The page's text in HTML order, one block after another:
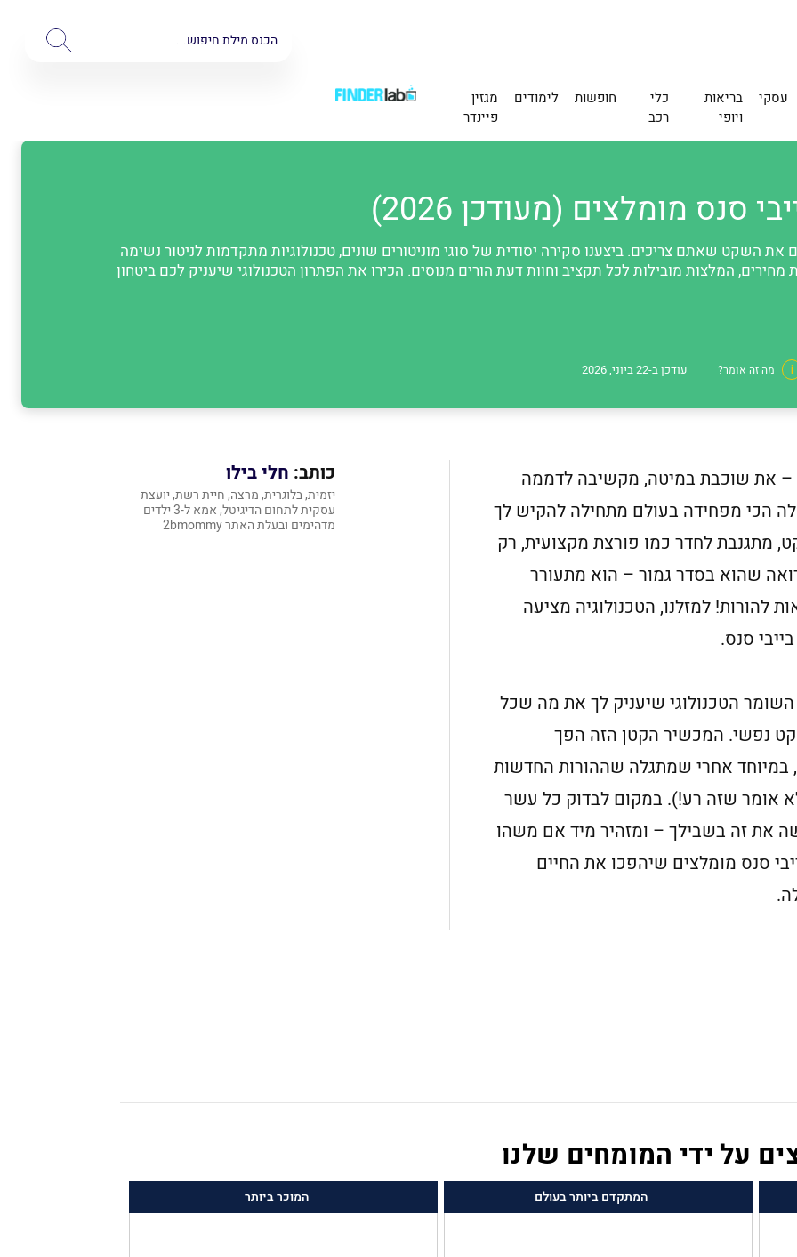
עסקי
בריאות
ויופי
כלי
רכב
חופשות לימודים
מגזין
פיינדר
השקט שאתם צריכים. ביצענו סקירה יסודית של סוגי מוניטורים שונים, טכנולוגיות מתקדמות לניטור נשימה
המלצות מובילות לכל תקציב וחוות דעת הורים מנוסים. הכירו את הפתרון הטכנולוגי שיעניק לכם ביטחון
i מה זה אומר? עודכן ב-22 ביוני, 2026
– את שוכבת במיטה, מקשיבה לדממה
הכי מפחידה בעולם מתחילה להקיש לך
לחדר כמו פורצת מקצועית, רק
שהוא בסדר גמור – הוא מתעורר
להורות! למזלנו, הטכנולוגיה מציעה
סנס.
הטכנולוגי שיעניק לך את מה שכל
נפשי. המכשיר הקטן הזה הפך
במיוחד אחרי שמתגלה שההורות החדשות
לא אומר שזה רע!). במקום לבדוק כל עשר
את זה בשבילך – ומזהיר מיד אם משהו
סנס מומלצים שיהפכו את החיים
כותב: חלי בילו
יזמית, בלוגרית, מרצה, חיית רשת, יועצת
עסקית לתחום הדיגיטל, אמא ל-3 ילדים
מדהימים ובעלת האתר 2bmommy
על ידי המומחים שלנו
המתקדם ביותר בעולם המוכר ביותר